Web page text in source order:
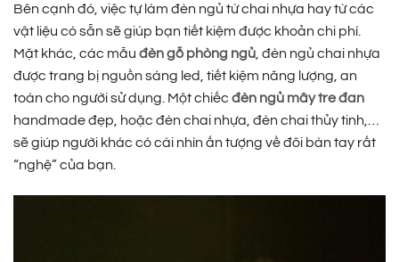
Bên cạnh đó, việc tự làm đèn ngủ từ chai nhựa hay từ các
vật liệu có sẵn sẽ giúp bạn tiết kiệm được khoản chi phí.
Mặt khác, các mẫu đèn gỗ phòng ngủ, đèn ngủ chai nhựa
được trang bị nguồn sáng led, tiết kiệm năng lượng, an
toàn cho người sử dụng. Một chiếc đèn ngủ mây tre đan
handmade đẹp, hoặc đèn chai nhựa, đèn chai thủy tinh,…
sẽ giúp người khác có cái nhìn ấn tượng về đôi bàn tay rất
“nghệ” của bạn.